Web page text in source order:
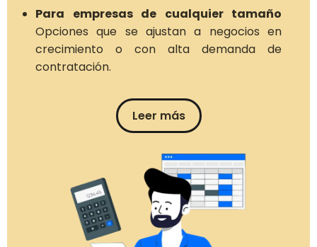
Para empresas de cualquier tamaño
Opciones que se ajustan a negocios en
crecimiento o con alta demanda de
contratación.
Leer más